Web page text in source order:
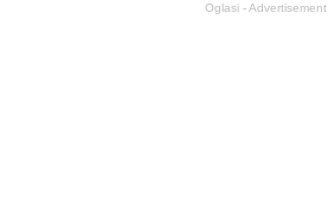
Oglasi - Advertisement